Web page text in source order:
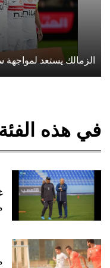
الزمالك يستعد
في هذه الفئة